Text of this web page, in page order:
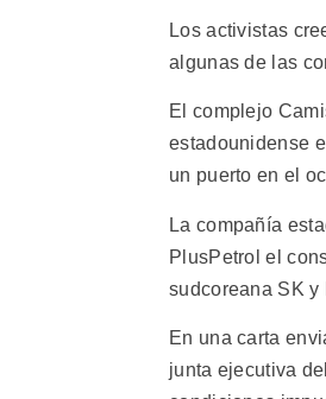
Los activistas
algunas de las
El complejo
estadounidense
un puerto en el
La compañía
PlusPetrol el
sudcoreana SK y
En una carta
junta ejecutiva